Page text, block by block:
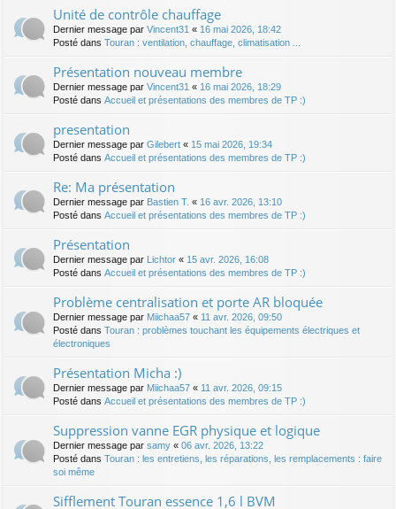
Unité de contrôle chauffage
Dernier message par Vincent31 « 16 mai 2026, 18:42
Posté dans Touran : ventilation, chauffage, climatisation ...
Présentation nouveau membre
Dernier message par Vincent31 « 16 mai 2026, 18:29
Posté dans Accueil et présentations des membres de TP :)
presentation
Dernier message par Gilebert « 15 mai 2026, 19:34
Posté dans Accueil et présentations des membres de TP :)
Re: Ma présentation
Dernier message par Bastien T. « 16 avr. 2026, 13:10
Posté dans Accueil et présentations des membres de TP :)
Présentation
Dernier message par Lichtor « 15 avr. 2026, 16:08
Posté dans Accueil et présentations des membres de TP :)
Problème centralisation et porte AR bloquée
Dernier message par Miichaa57 « 11 avr. 2026, 09:50
Posté dans Touran : problèmes touchant les équipements électriques et
électroniques
Présentation Micha :)
Dernier message par Miichaa57 « 11 avr. 2026, 09:15
Posté dans Accueil et présentations des membres de TP :)
Suppression vanne EGR physique et logique
Dernier message par samy « 06 avr. 2026, 13:22
Posté dans Touran : les entretiens, les réparations, les remplacements : faire
soi même
Sifflement Touran essence 1,6 l BVM